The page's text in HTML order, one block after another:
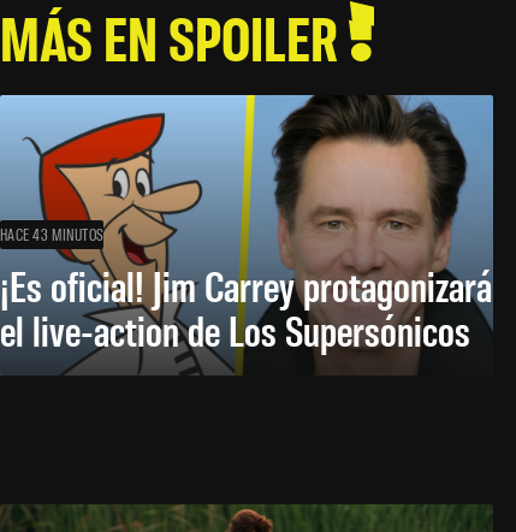
MÁS EN SPOILER
HACE 43 MINUTOS
¡Es oficial! Jim Carrey protagonizará
el live-action de Los Supersónicos